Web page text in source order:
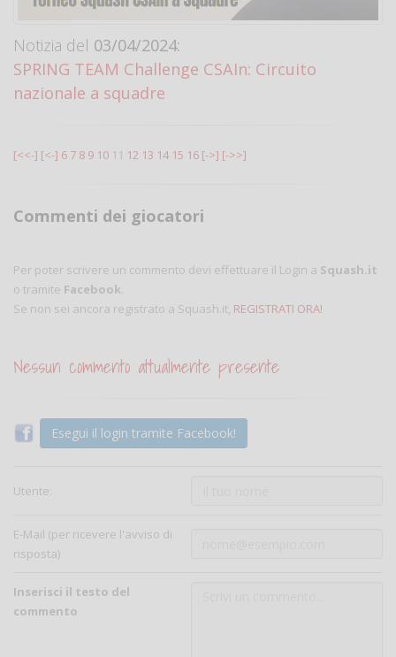
Notizia del 03/04/2024:
SPRING TEAM Challenge CSAIn: Circuito
nazionale a squadre
[<<-] [<-] 6 7 8 9 10 11 12 13 14 15 16 [->] [->>]
Commenti dei giocatori
Per poter scrivere un commento devi effettuare il Login a Squash.it
o tramite Facebook.
Se non sei ancora registrato a Squash.it, REGISTRATI ORA!
Nessun commento attualmente presente
Esegui il login tramite Facebook!
Utente:
E-Mail (per ricevere l'avviso di
risposta)
Inserisci il testo del
commento